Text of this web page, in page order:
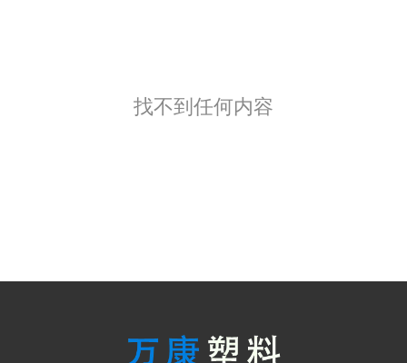
找不到任何内容